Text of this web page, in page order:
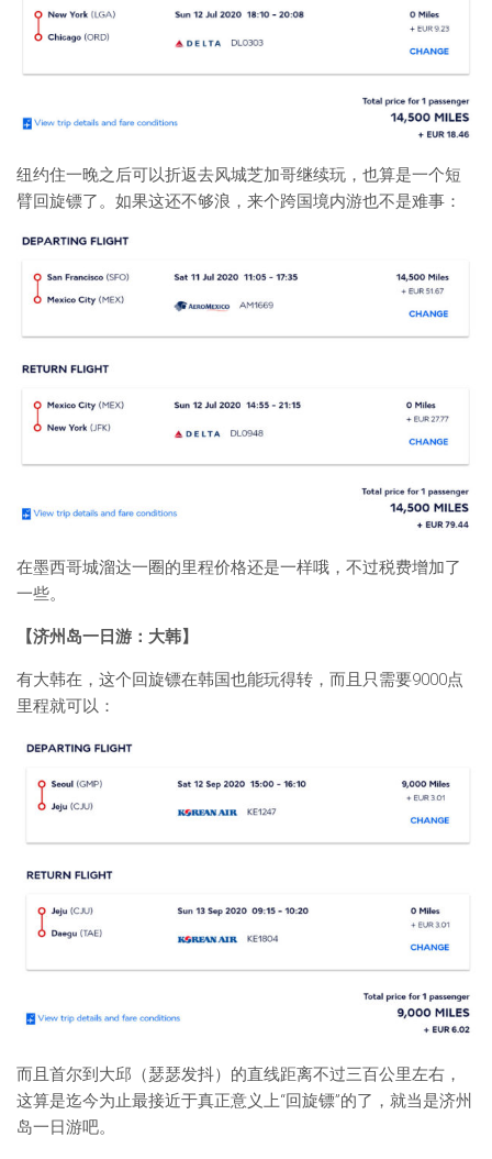
纽约住一晚之后可以折返去风城芝加哥继续玩，也算是一个短
臂回旋镖了。如果这还不够浪，来个跨国境内游也不是难事：
在墨西哥城溜达一圈的里程价格还是一样哦，不过税费增加了
一些。
【济州岛一日游：大韩】
有大韩在，这个回旋镖在韩国也能玩得转，而且只需要9000点
里程就可以：
而且首尔到大邱（瑟瑟发抖）的直线距离不过三百公里左右，
这算是迄今为止最接近于真正意义上“回旋镖”的了，就当是济州
岛一日游吧。